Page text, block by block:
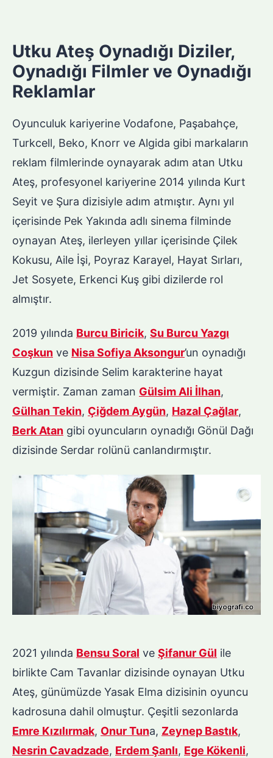
Utku Ateş Oynadığı Diziler,
Oynadığı Filmler ve Oynadığı
Reklamlar
Oyunculuk kariyerine Vodafone, Paşabahçe,
Turkcell, Beko, Knorr ve Algida gibi markaların
reklam filmlerinde oynayarak adım atan Utku
Ateş, profesyonel kariyerine 2014 yılında Kurt
Seyit ve Şura dizisiyle adım atmıştır. Aynı yıl
içerisinde Pek Yakında adlı sinema filminde
oynayan Ateş, ilerleyen yıllar içerisinde Çilek
Kokusu, Aile İşi, Poyraz Karayel, Hayat Sırları,
Jet Sosyete, Erkenci Kuş gibi dizilerde rol
almıştır.
2019 yılında Burcu Biricik, Su Burcu Yazgı
Coşkun ve Nisa Sofiya Aksongur’un oynadığı
Kuzgun dizisinde Selim karakterine hayat
vermiştir. Zaman zaman Gülsim Ali İlhan,
Gülhan Tekin, Çiğdem Aygün, Hazal Çağlar,
Berk Atan gibi oyuncuların oynadığı Gönül Dağı
dizisinde Serdar rolünü canlandırmıştır.
2021 yılında Bensu Soral ve Şifanur Gül ile
birlikte Cam Tavanlar dizisinde oynayan Utku
Ateş, günümüzde Yasak Elma dizisinin oyuncu
kadrosuna dahil olmuştur. Çeşitli sezonlarda
Emre Kızılırmak, Onur Tuna, Zeynep Bastık,
Nesrin Cavadzade, Erdem Şanlı, Ege Kökenli,